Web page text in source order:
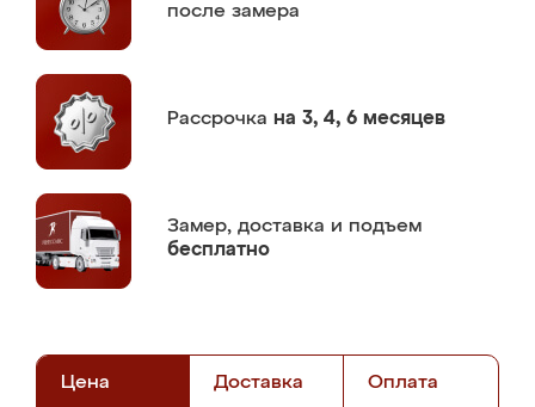
после замера
Рассрочка на 3, 4, 6 месяцев
Замер, доставка и подъем
бесплатно
Цена Доставка Оплата